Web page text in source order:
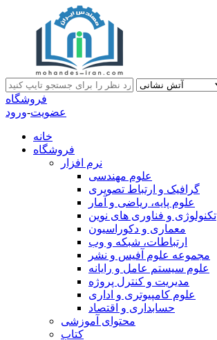
فروشگاه
عضویت-ورود
خانه
فروشگاه
نرم افزار
علوم مهندسی
گرافیک و ارتباط تصویری
علوم پایه، ریاضی و آمار
تکنولوژی و فناوری های نوین
معماری و دکوراسیون
ارتباطات، شبکه و وب
مجموعه علوم آفیس و نشر
علوم سیستم عامل و رایانه
مدیریت و کنترل پروژه
علوم کامپیوتری و اداری
حسابداری و اقتصاد
محتوای آموزشی
کتاب